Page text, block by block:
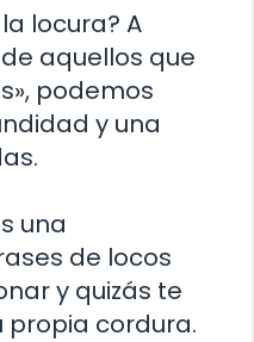
locura? A
aquellos que
podemos
y una
una
de locos
y quizás te
propia cordura.